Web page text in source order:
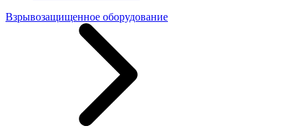
Взрывозащищенное оборудование